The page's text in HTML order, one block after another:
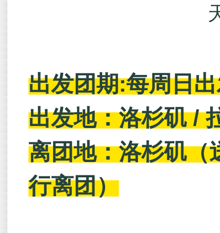
出发团期:每周日
出发地：洛杉矶 /
离团地：洛杉矶（
行离团）